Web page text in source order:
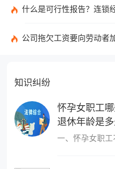
什么是可行性报告？连锁经营项目概况都
公司拖欠工资要向劳动者加付赔偿金吗？拖欠工资仲
知识纠纷
怀孕女职工
退休年龄是多